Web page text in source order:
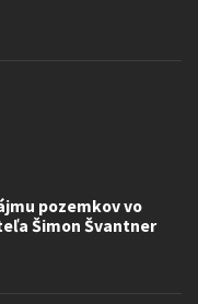
pozemkov vo
Šimon Švantner